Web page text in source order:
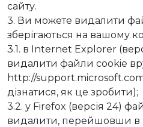
сайту.
3. Ви можете видалити
зберігаються на вашому
3.1. в Internet Explorer
видалити файли cookie
http://
дізнатися, як це зробити);
3.2. у Firefox (версія 24)
видалити, перейшовши в